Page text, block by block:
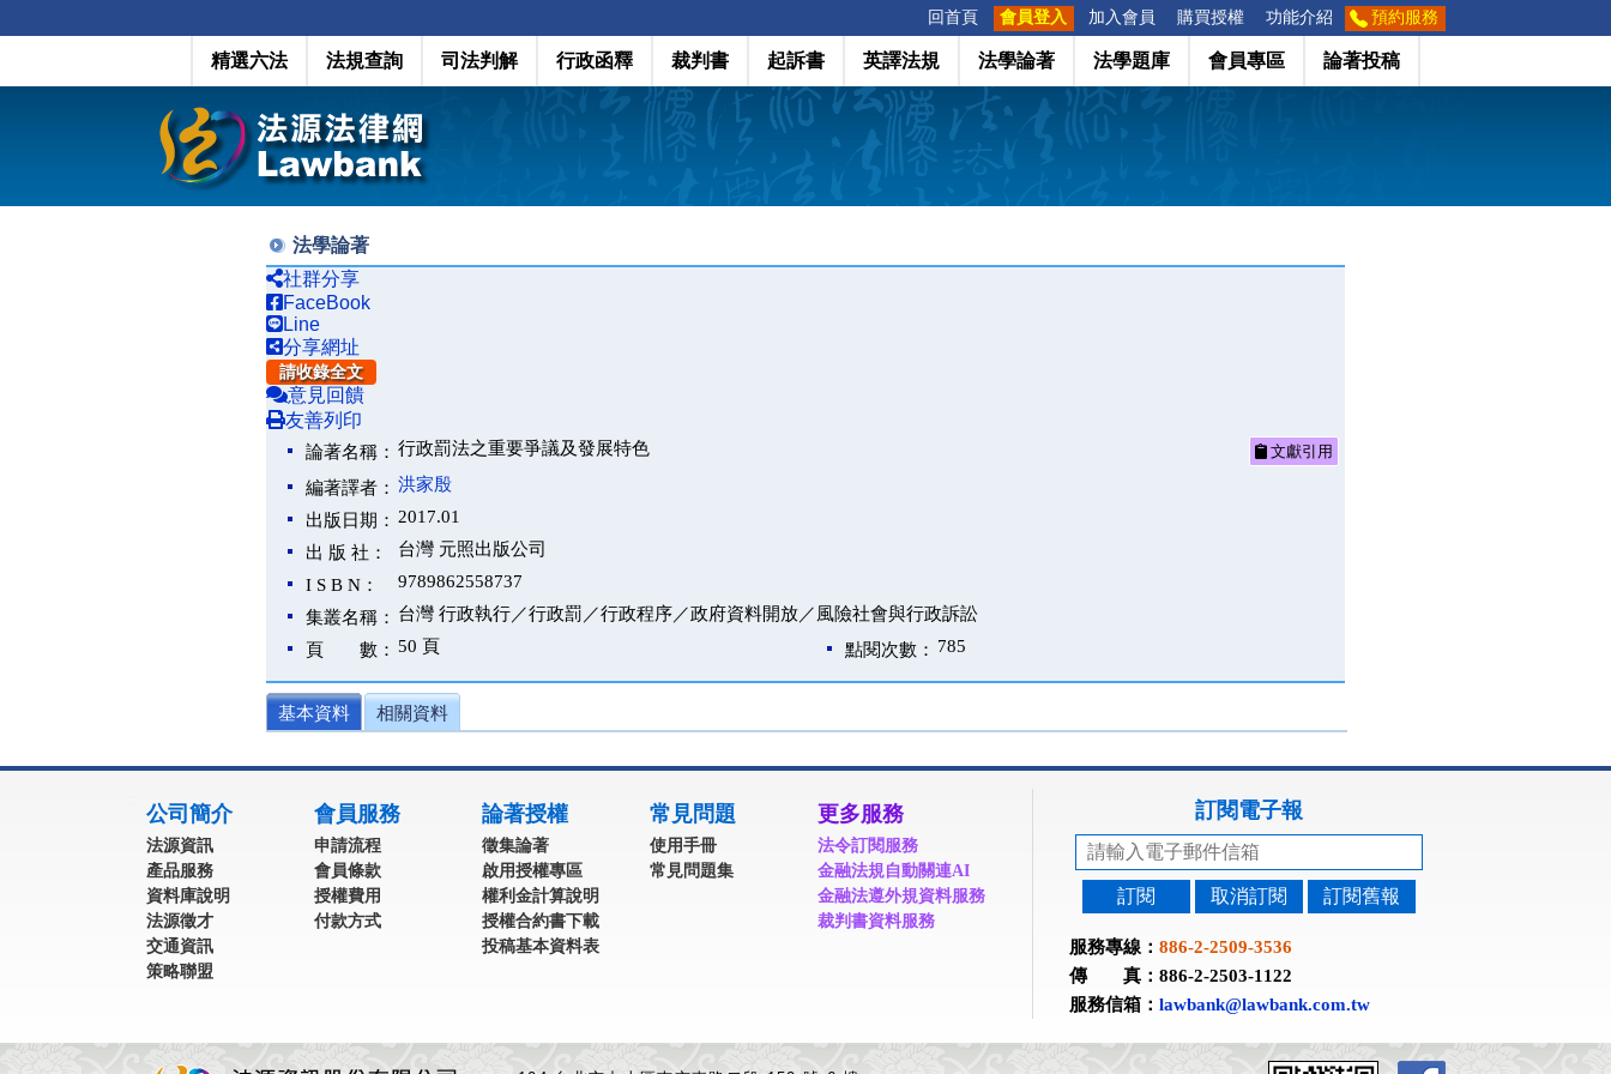
回首頁 會員登入 加入會員 購買授權 功能介紹 預約服務
精選六法 法規查詢 司法判解 行政函釋 裁判書 起訴書 英譯法規 法學論著 法學題庫 會員專區 論著投稿
法學論著
社群分享
FaceBook
Line
分享網址
請收錄全文
意見回饋
友善列印
論著名稱： 行政罰法之重要爭議及發展特色 文獻引用
編著譯者： 洪家殷
出版日期： 2017.01
出 版 社：
台灣 元照出版公司
I S B N：
9789862558737
集叢名稱： 台灣 行政執行／行政罰／行政程序／政府資料開放／風險社會與行政訴訟
頁 數： 50 頁 點閱次數： 785
基本資料 相關資料
公司簡介
法源資訊
產品服務
資料庫說明
法源徵才
交通資訊
策略聯盟
會員服務
申請流程
會員條款
授權費用
付款方式
論著授權
徵集論著
啟用授權專區
權利金計算說明
授權合約書下載
投稿基本資料表
常見問題
使用手冊
常見問題集
更多服務
法令訂閱服務
金融法規自動關連AI
金融法遵外規資料服務
裁判書資料服務
訂閱電子報
訂閱 取消訂閱 訂閱舊報
服務專線： 886-2-2509-3536
傳 真：886-2-2503-1122
服務信箱： lawbank@lawbank.com.tw